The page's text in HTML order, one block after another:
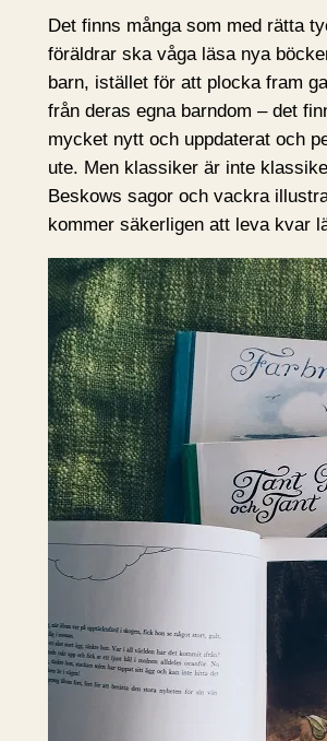
Det finns många som med rätta
föräldrar ska våga läsa nya
barn, istället för att plocka fram
från deras egna barndom – det
mycket nytt och uppdaterat och
ute. Men klassiker är inte
Beskows sagor och vackra
kommer säkerligen att leva kvar